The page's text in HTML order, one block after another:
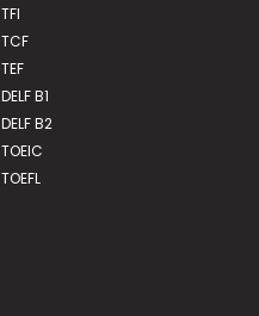
TFI
TCF
TEF
DELF B1
DELF B2
TOEIC
TOEFL